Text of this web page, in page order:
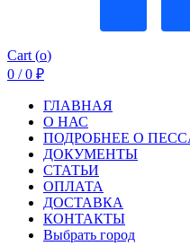
Cart (o)
0 / 0 ₽
ГЛАВНАЯ
О НАС
ПОДРОБНЕЕ О
ДОКУМЕНТЫ
СТАТЬИ
ОПЛАТА
ДОСТАВКА
КОНТАКТЫ
Выбрать город